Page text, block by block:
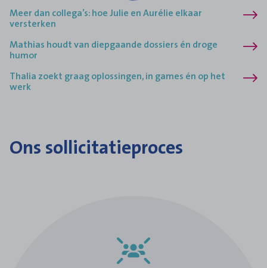
Meer dan collega’s: hoe Julie en Aurélie elkaar
versterken
Mathias houdt van diepgaande dossiers én droge
humor
Thalia zoekt graag oplossingen, in games én op het
werk
Ons sollicitatieproces